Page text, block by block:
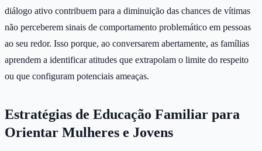
diálogo ativo contribuem para a diminuição das chances de vítimas
não perceberem sinais de comportamento problemático em pessoas
ao seu redor. Isso porque, ao conversarem abertamente, as famílias
aprendem a identificar atitudes que extrapolam o limite do respeito
ou que configuram potenciais ameaças.
Estratégias de Educação Familiar para
Orientar Mulheres e Jovens